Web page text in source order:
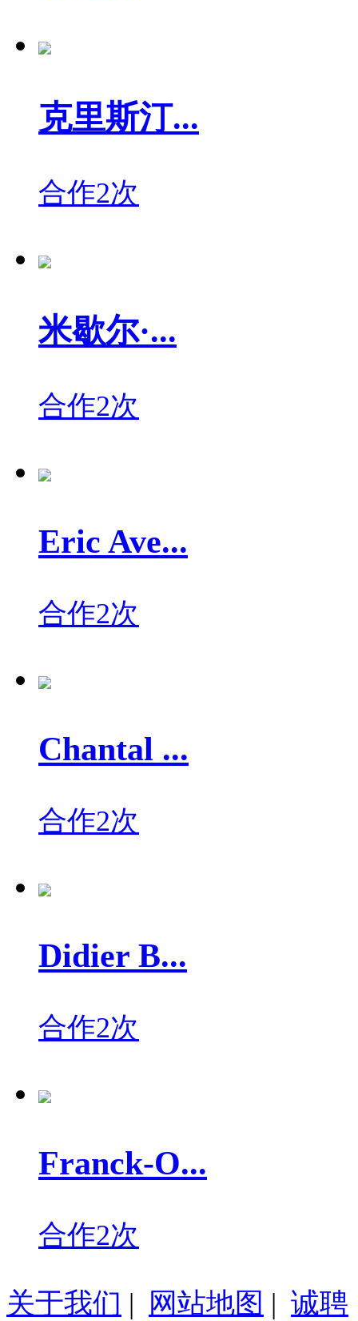
克里斯汀...
合作2次
米歇尔·...
合作2次
Eric Ave...
合作2次
Chantal ...
合作2次
Didier B...
合作2次
Franck-O...
合作2次
关于我们 | 网站地图 | 诚聘